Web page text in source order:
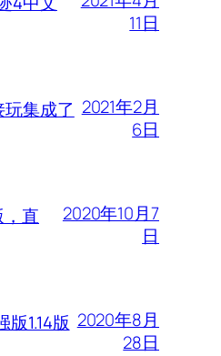
11日
集成了 2021年2月
6日
，直
2020年10月7
日
版1.14版 2020年8月
28日